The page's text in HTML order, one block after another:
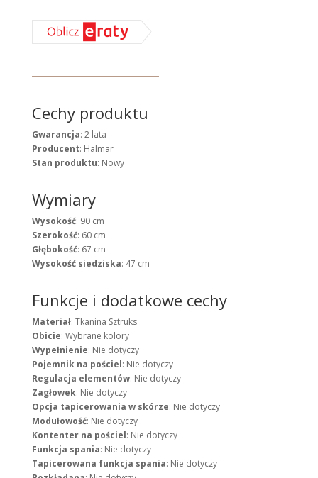
Cechy produktu
Gwarancja: 2 lata
Producent: Halmar
Stan produktu: Nowy
Wymiary
Wysokość: 90 cm
Szerokość: 60 cm
Głębokość: 67 cm
Wysokość siedziska: 47 cm
Funkcje i dodatkowe cechy
Materiał: Tkanina Sztruks
Obicie: Wybrane kolory
Wypełnienie: Nie dotyczy
Pojemnik na pościel: Nie dotyczy
Regulacja elementów: Nie dotyczy
Zagłowek: Nie dotyczy
Opcja tapicerowania w skórze: Nie dotyczy
Modułowość: Nie dotyczy
Kontenter na pościel: Nie dotyczy
Funkcja spania: Nie dotyczy
Tapicerowana funkcja spania: Nie dotyczy